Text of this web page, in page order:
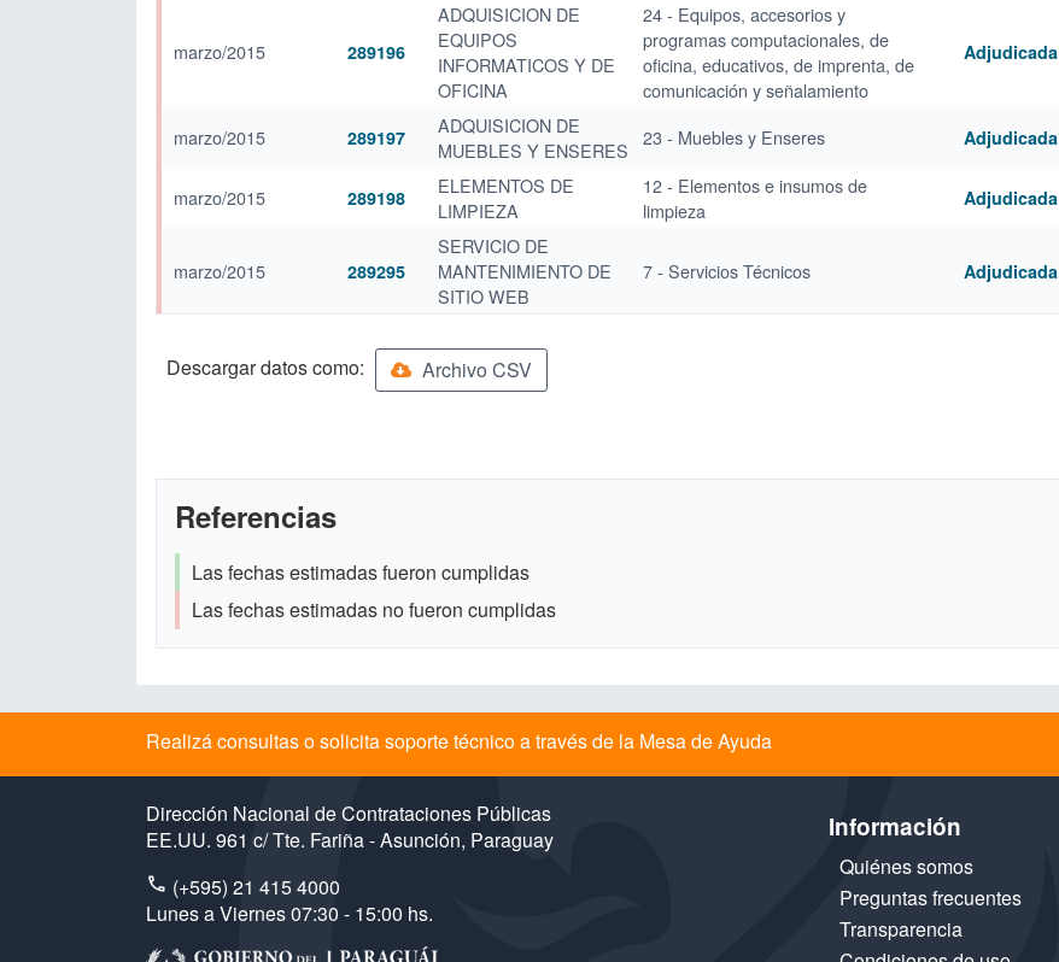
marzo/2015 289196
ADQUISICION DE
EQUIPOS
INFORMATICOS Y DE
OFICINA
24 - Equipos, accesorios y
programas computacionales, de
oficina, educativos, de imprenta, de
comunicación y señalamiento
Adjudicada
marzo/2015 289197
ADQUISICION DE
MUEBLES Y ENSERES
23 - Muebles y Enseres Adjudicada
marzo/2015 289198
ELEMENTOS DE
LIMPIEZA
12 - Elementos e insumos de
limpieza
Adjudicada
marzo/2015 289295
SERVICIO DE
MANTENIMIENTO DE
SITIO WEB
7 - Servicios Técnicos Adjudicada
Descargar datos como: Archivo CSV
Referencias
Las fechas estimadas fueron cumplidas
Las fechas estimadas no fueron cumplidas
Realizá consultas o solicita soporte técnico a través de la Mesa de Ayuda
Dirección Nacional de Contrataciones Públicas
EE.UU. 961 c/ Tte. Fariña - Asunción, Paraguay
(+595) 21 415 4000
Lunes a Viernes 07:30 - 15:00 hs.
Información
Quiénes somos
Preguntas frecuentes
Transparencia